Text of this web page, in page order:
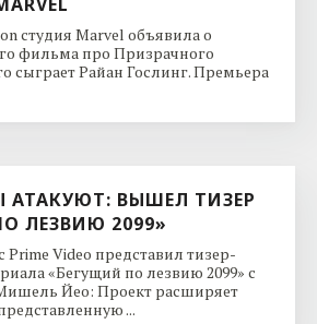
студия Marvel объявила о
фильма про Призрачного
сыграет Райан Гослинг. Премьера
АТАКУЮТ: ВЫШЕЛ ТИЗЕР
ЛЕЗВИЮ 2099»
Video представил тизер-
«Бегущий по лезвию 2099» с
Йео: Проект расширяет
...